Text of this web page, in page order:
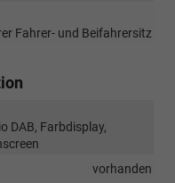
Fahrer- und Beifahrersitz
DAB, Farbdisplay,
vorhanden